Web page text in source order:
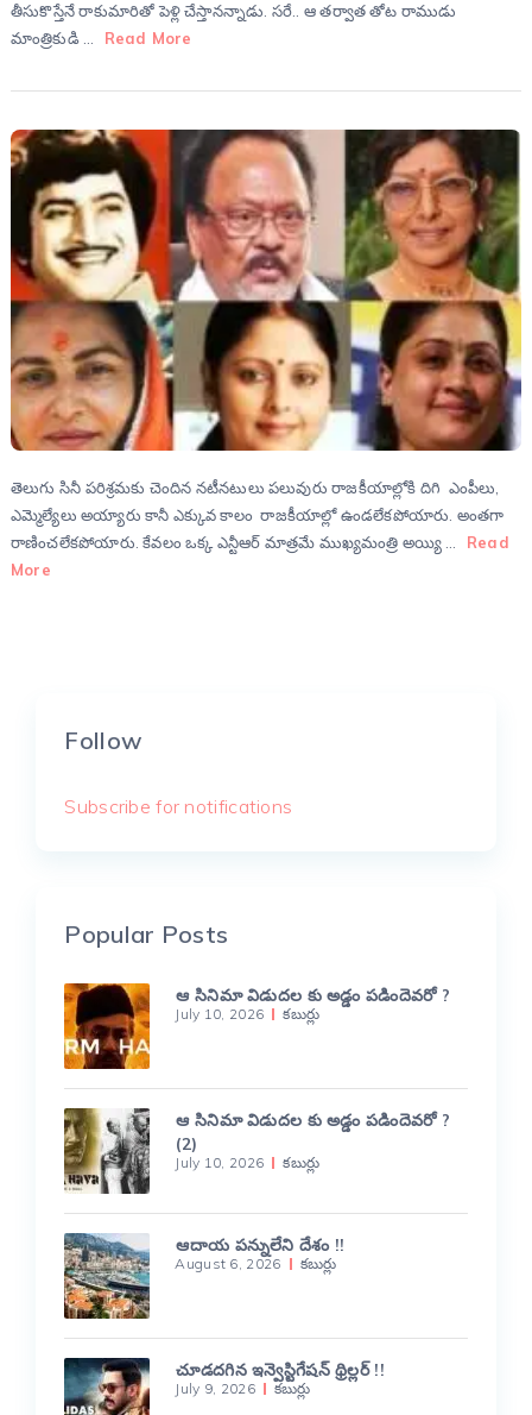
తీసుకొస్తేనే రాకుమారితో పెళ్లి చేస్తానన్నాడు. సరే.. ఆ తర్వాత తోట రాముడు
మాంత్రికుడి …
Read More
తెలుగు సినీ పరిశ్రమకు చెందిన నటీనటులు పలువురు రాజకీయాల్లోకి దిగి ఎంపీలు,
ఎమ్మెల్యేలు అయ్యారు కానీ ఎక్కువ కాలం రాజకీయాల్లో ఉండలేకపోయారు. అంతగా
రాణించలేకపోయారు. కేవలం ఒక్క ఎన్టీఆర్ మాత్రమే ముఖ్యమంత్రి అయ్యి …
Read
More
Follow
Subscribe for notifications
Popular Posts
ఆ సినిమా విడుదల కు అడ్డం పడిందెవరో ?
July 10, 2026 కబుర్లు
ఆ సినిమా విడుదల కు అడ్డం పడిందెవరో ?
(2)
July 10, 2026 కబుర్లు
ఆదాయ పన్నులేని దేశం !!
August 6, 2026 కబుర్లు
చూడదగిన ఇన్వెస్టిగేషన్ థ్రిల్లర్ !!
July 9, 2026 కబుర్లు